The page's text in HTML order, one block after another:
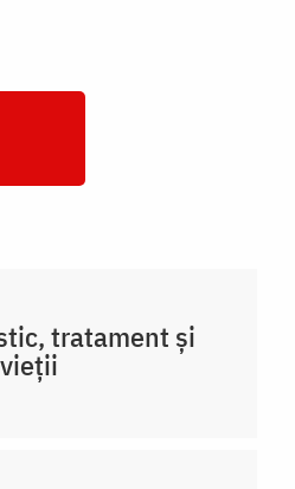
tratament și